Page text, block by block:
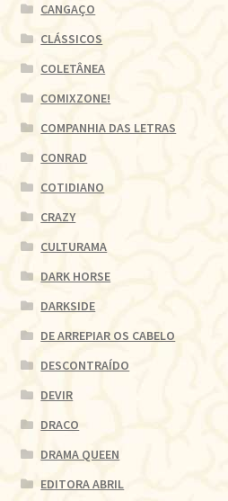
CANGAÇO
CLÁSSICOS
COLETÂNEA
COMIXZONE!
COMPANHIA DAS LETRAS
CONRAD
COTIDIANO
CRAZY
CULTURAMA
DARK HORSE
DARKSIDE
DE ARREPIAR OS CABELO
DESCONTRAÍDO
DEVIR
DRACO
DRAMA QUEEN
EDITORA ABRIL